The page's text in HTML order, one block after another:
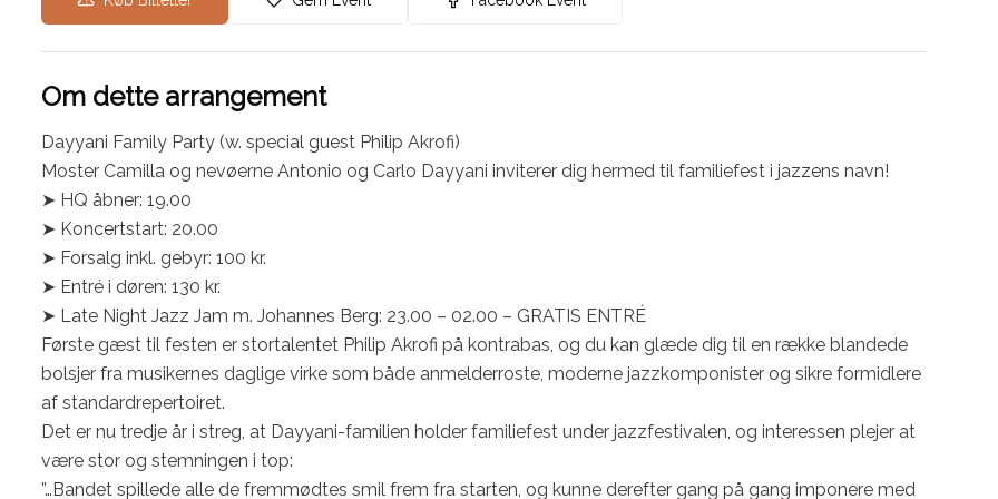
Om dette arrangement
Dayyani Family Party (w. special guest Philip Akrofi)
Moster Camilla og nevøerne Antonio og Carlo Dayyani inviterer dig hermed til familiefest i jazzens navn!
➤ HQ åbner: 19.00
➤ Koncertstart: 20.00
➤ Forsalg inkl. gebyr: 100 kr.
➤ Entré i døren: 130 kr.
➤ Late Night Jazz Jam m. Johannes Berg: 23.00 – 02.00 – GRATIS ENTRÉ
Første gæst til festen er stortalentet Philip Akrofi på kontrabas, og du kan glæde dig til en række blandede
bolsjer fra musikernes daglige virke som både anmelderroste, moderne jazzkomponister og sikre formidlere
af standardrepertoiret.
Det er nu tredje år i streg, at Dayyani-familien holder familiefest under jazzfestivalen, og interessen plejer at
være stor og stemningen i top:
”…Bandet spillede alle de fremmødtes smil frem fra starten, og kunne derefter gang på gang imponere med